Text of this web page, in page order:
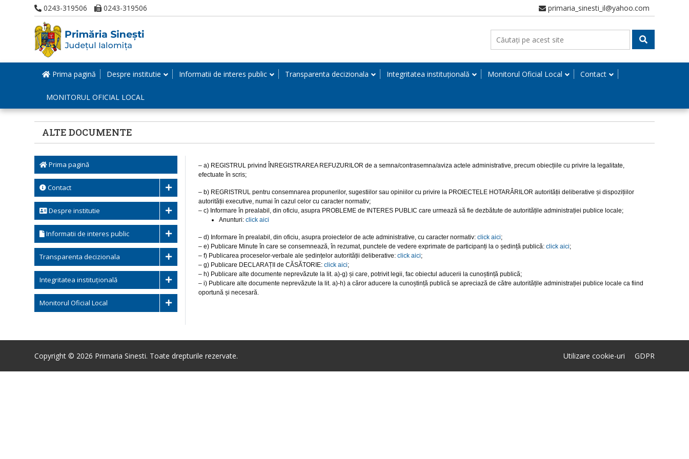
0243-319506 0243-319506 primaria_sinesti_il@yahoo.com
Prima pagină Despre institutie Informatii de interes public Transparenta decizionala Integritatea instituțională Monitorul Oficial Local Contact
MONITORUL OFICIAL LOCAL
ALTE DOCUMENTE
Prima pagină
Contact
Despre institutie
Informatii de interes public
Transparenta decizionala
Integritatea instituțională
Monitorul Oficial Local
– a) REGISTRUL privind ÎNREGISTRAREA REFUZURILOR de a semna/contrasemna/aviza actele administrative, precum obiecțiile cu privire la legalitate,
efectuate în scris;
– b) REGRISTRUL pentru consemnarea propunerilor, sugestiilor sau opiniilor cu privire la PROIECTELE HOTARÂRILOR autorității deliberative și dispozițiilor
autorității executive, numai în cazul celor cu caracter normativ;
– c) Informare în prealabil, din oficiu, asupra PROBLEME de INTERES PUBLIC care urmează să fie dezbătute de autoritățile administrației publice locale;
Anunturi: click aici
– d) Informare în prealabil, din oficiu, asupra proiectelor de acte administrative, cu caracter normativ: click aici;
– e) Publicare Minute în care se consemnează, în rezumat, punctele de vedere exprimate de participanți la o ședință publică: click aici;
– f) Publicarea proceselor-verbale ale ședințelor autorității deliberative: click aici;
– g) Publicare DECLARAȚII de CĂSĂTORIE: click aici;
– h) Publicare alte documente neprevăzute la lit. a)-g) și care, potrivit legii, fac obiectul aducerii la cunoștință publică;
– i) Publicare alte documente neprevăzute la lit. a)-h) a căror aducere la cunoștință publică se apreciază de către autoritățile administrației publice locale ca fiind
oportună și necesară.
Copyright © 2026 Primaria Sinesti. Toate drepturile rezervate. Utilizare cookie-uri GDPR